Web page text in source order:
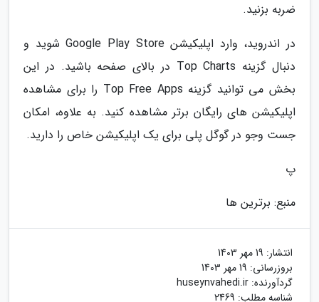
ضربه بزنید.
در اندروید، وارد اپلیکیشن Google Play Store شوید و
دنبال گزینه Top Charts در بالای صفحه باشید. در این
بخش می توانید گزینه Top Free Apps را برای مشاهده
اپلیکیشن های رایگان برتر مشاهده کنید. به علاوه، امکان
جست وجو در گوگل پلی برای یک اپلیکیشن خاص را دارید.
پ
منبع: برترین ها
انتشار: 19 مهر 1403
بروزرسانی: 19 مهر 1403
گردآورنده: huseynvahedi.ir
شناسه مطلب: 2469